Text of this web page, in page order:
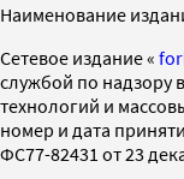
Наименование
Cетевое издание «
службой по надзору
технологий и
номер и дата
ФС77-82431 от 23